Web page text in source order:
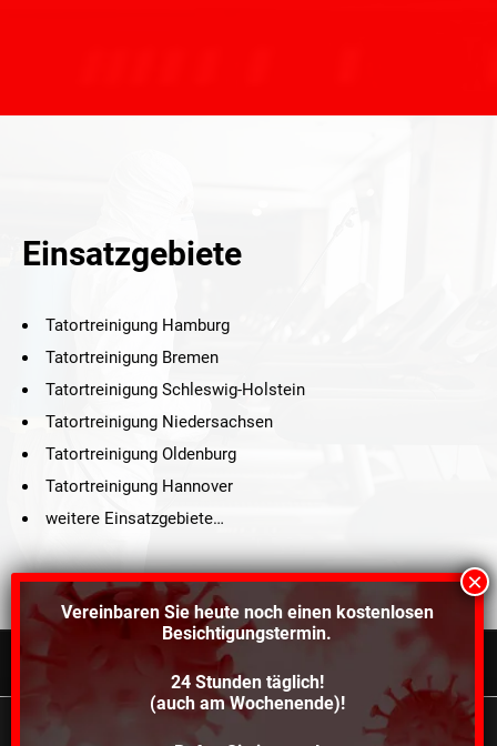
Einsatzgebiete
Tatortreinigung Hamburg
Tatortreinigung Bremen
Tatortreinigung Schleswig-Holstein
Tatortreinigung Niedersachsen
Tatortreinigung Oldenburg
Tatortreinigung Hannover
weitere Einsatzgebiete…
©2021 Schröders Service Team Nord, All Rights Reserved.
Schroeder Service Team Nord
Vereinbaren Sie heute noch einen kostenlosen
Besichtigungstermin.
24 Stunden täglich!
(auch am Wochenende)!